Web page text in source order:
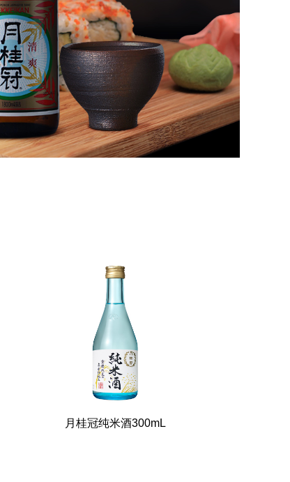
月桂冠纯米酒300mL